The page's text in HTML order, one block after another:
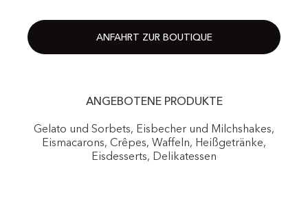
ANFAHRT ZUR BOUTIQUE
ANGEBOTENE PRODUKTE
Gelato und Sorbets, Eisbecher und Milchshakes,
Eismacarons, Crêpes, Waffeln, Heißgetränke,
Eisdesserts, Delikatessen